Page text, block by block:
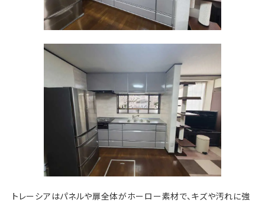
トレーシアはパネルや扉全体がホーロー素材で、キズや汚れに強